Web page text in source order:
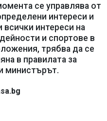
се управлява от
интереси и
всички интереси на
и спортове в
трябва да се
в правилата за
министърът.